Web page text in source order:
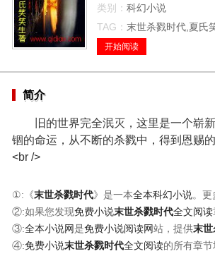
类别： 科幻小说
TAG： 末世杀戮时代,夏氏
开始阅读
简介
旧的世界完全泯灭，这里是一个崭
锢的命运，从不断的杀戮中，得
<br />
①:《末世杀戮时代》是一本全本科幻小说。更
②:如果您发现免费小说末世杀戮时代全文阅读
③:全本小说网是免费小说阅读网站，提供末世
④:免费小说末世杀戮时代全文阅读的所有章